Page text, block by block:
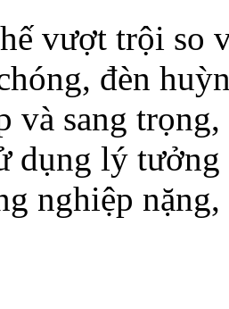
vượt trội so
đèn
và sang
dụng lý
nghiệp